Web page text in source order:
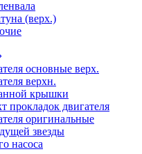
(верх.)
основные верх.
верхн.
крышки
прокладок двигателя
оригинальные
звезды
насоса